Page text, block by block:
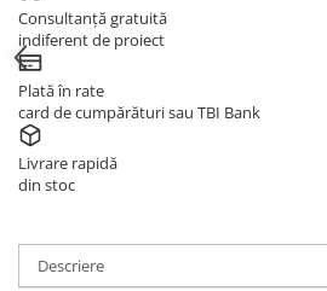
Consultanță gratuită
indiferent de proiect
Plată în rate
card de cumpărături sau TBI Bank
Livrare rapidă
din stoc
Descriere